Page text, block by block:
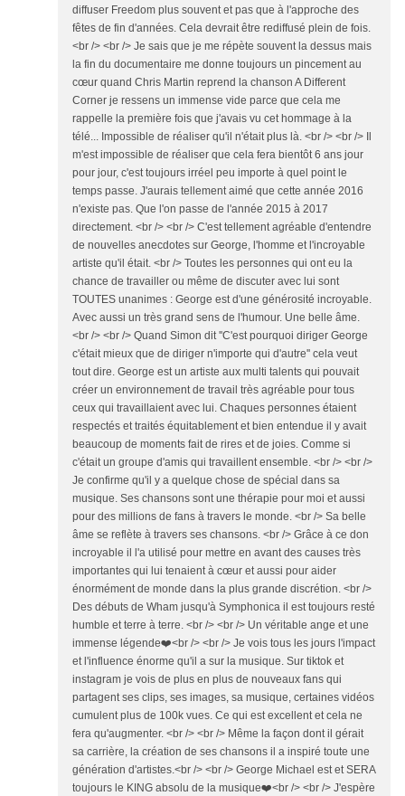
diffuser Freedom plus souvent et pas que à l'approche des
fêtes de fin d'années. Cela devrait être rediffusé plein de fois.
<br /> <br /> Je sais que je me répète souvent la dessus mais
la fin du documentaire me donne toujours un pincement au
cœur quand Chris Martin reprend la chanson A Different
Corner je ressens un immense vide parce que cela me
rappelle la première fois que j'avais vu cet hommage à la
télé... Impossible de réaliser qu'il n'était plus là. <br /> <br /> Il
m'est impossible de réaliser que cela fera bientôt 6 ans jour
pour jour, c'est toujours irréel peu importe à quel point le
temps passe. J'aurais tellement aimé que cette année 2016
n'existe pas. Que l'on passe de l'année 2015 à 2017
directement. <br /> <br /> C'est tellement agréable d'entendre
de nouvelles anecdotes sur George, l'homme et l'incroyable
artiste qu'il était. <br /> Toutes les personnes qui ont eu la
chance de travailler ou même de discuter avec lui sont
TOUTES unanimes : George est d'une générosité incroyable.
Avec aussi un très grand sens de l'humour. Une belle âme.
<br /> <br /> Quand Simon dit ''C'est pourquoi diriger George
c'était mieux que de diriger n'importe qui d'autre'' cela veut
tout dire. George est un artiste aux multi talents qui pouvait
créer un environnement de travail très agréable pour tous
ceux qui travaillaient avec lui. Chaques personnes étaient
respectés et traités équitablement et bien entendue il y avait
beaucoup de moments fait de rires et de joies. Comme si
c'était un groupe d'amis qui travaillent ensemble. <br /> <br />
Je confirme qu'il y a quelque chose de spécial dans sa
musique. Ses chansons sont une thérapie pour moi et aussi
pour des millions de fans à travers le monde. <br /> Sa belle
âme se reflète à travers ses chansons. <br /> Grâce à ce don
incroyable il l'a utilisé pour mettre en avant des causes très
importantes qui lui tenaient à cœur et aussi pour aider
énormément de monde dans la plus grande discrétion. <br />
Des débuts de Wham jusqu'à Symphonica il est toujours resté
humble et terre à terre. <br /> <br /> Un véritable ange et une
immense légende❤️<br /> <br /> Je vois tous les jours l'impact
et l'influence énorme qu'il a sur la musique. Sur tiktok et
instagram je vois de plus en plus de nouveaux fans qui
partagent ses clips, ses images, sa musique, certaines vidéos
cumulent plus de 100k vues. Ce qui est excellent et cela ne
fera qu'augmenter. <br /> <br /> Même la façon dont il gérait
sa carrière, la création de ses chansons il a inspiré toute une
génération d'artistes.<br /> <br /> George Michael est et SERA
toujours le KING absolu de la musique❤️<br /> <br /> J'espère